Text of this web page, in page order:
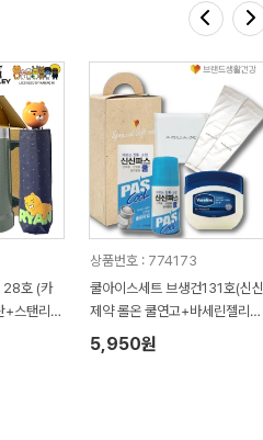
28호 (카
+스탠리
상품번호 : 774173
쿨아이스세트 브생건131호(신신
제약 롤온 쿨연고+바세린젤리
+아쿠아쿨토시)
5,950원